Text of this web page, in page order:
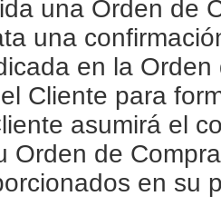
una Orden de
una
en la
Cliente para
asumirá el
Orden de
en su